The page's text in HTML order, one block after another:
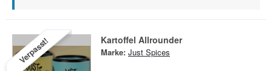
Verpasst! Kartoffel Allrounder
Marke: Just Spices